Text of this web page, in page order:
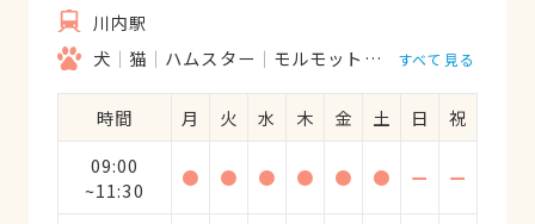
川内駅
犬
猫 ハムスター モルモット フェレット
すべて見る
時間 月 火 水 木 金 土 日
祝
09:00
~11:30
● ● ● ● ● ● ー ー